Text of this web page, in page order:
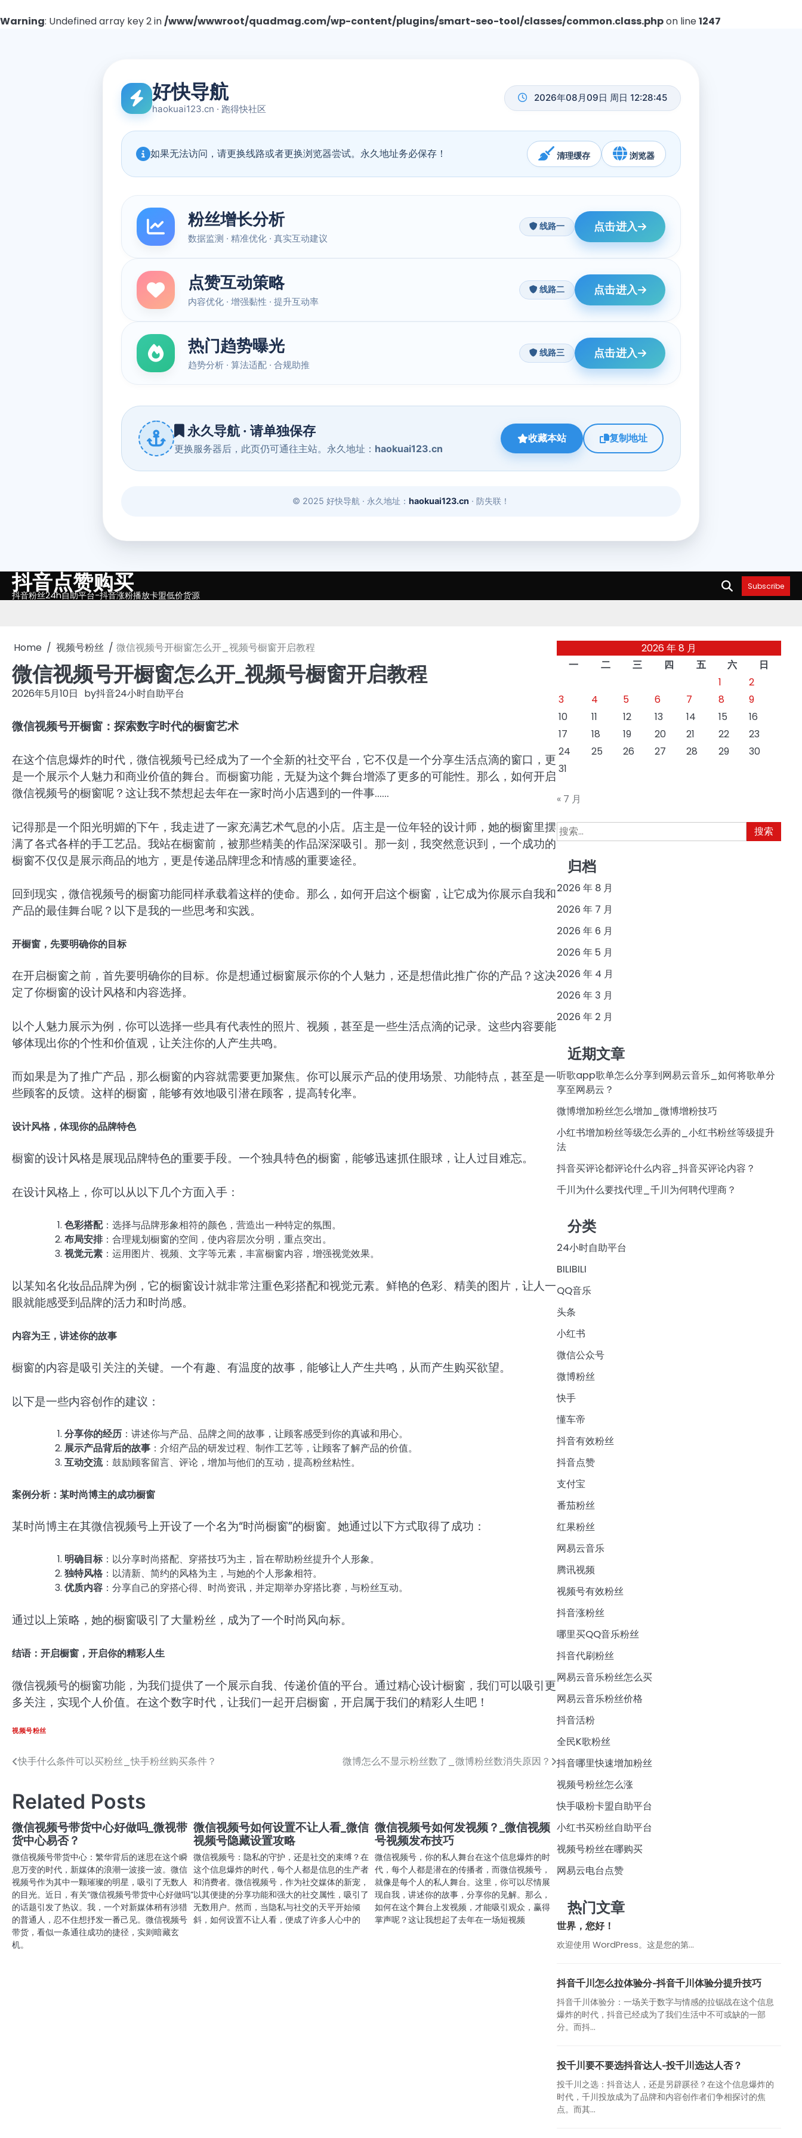
Warning: Undefined array key 2 in/www/wwwroot/quadmag.com/wp-content/plugins/smart-seo-tool/classes/common.class.phpon line1247
Skip抖音点赞购买
抖音粉丝24h自助平台-抖音涨粉播放卡盟低价货源
Subscribe
Home 视频号粉丝 微信视频号开橱窗怎么开_视频号橱窗开启教程
微信视频号开橱窗怎么开_视频号橱窗开启教程
2026年5月10日 by抖音24小时自助平台
微信视频号开橱窗：探索数字时代的橱窗艺术
在这个信息爆炸的时代，微信视频号已经成为了一个全新的社交平台，它不仅是一个分享生活点滴的窗口，更
是一个展示个人魅力和商业价值的舞台。而橱窗功能，无疑为这个舞台增添了更多的可能性。那么，如何开启
微信视频号的橱窗呢？这让我不禁想起去年在一家时尚小店遇到的一件事……
记得那是一个阳光明媚的下午，我走进了一家充满艺术气息的小店。店主是一位年轻的设计师，她的橱窗里摆
满了各式各样的手工艺品。我站在橱窗前，被那些精美的作品深深吸引。那一刻，我突然意识到，一个成功的
橱窗不仅仅是展示商品的地方，更是传递品牌理念和情感的重要途径。
回到现实，微信视频号的橱窗功能同样承载着这样的使命。那么，如何开启这个橱窗，让它成为你展示自我和
产品的最佳舞台呢？以下是我的一些思考和实践。
开橱窗，先要明确你的目标
在开启橱窗之前，首先要明确你的目标。你是想通过橱窗展示你的个人魅力，还是想借此推广你的产品？这决
定了你橱窗的设计风格和内容选择。
以个人魅力展示为例，你可以选择一些具有代表性的照片、视频，甚至是一些生活点滴的记录。这些内容要能
够体现出你的个性和价值观，让关注你的人产生共鸣。
而如果是为了推广产品，那么橱窗的内容就需要更加聚焦。你可以展示产品的使用场景、功能特点，甚至是一
些顾客的反馈。这样的橱窗，能够有效地吸引潜在顾客，提高转化率。
设计风格，体现你的品牌特色
橱窗的设计风格是展现品牌特色的重要手段。一个独具特色的橱窗，能够迅速抓住眼球，让人过目难忘。
在设计风格上，你可以从以下几个方面入手：
色彩搭配：选择与品牌形象相符的颜色，营造出一种特定的氛围。
布局安排：合理规划橱窗的空间，使内容层次分明，重点突出。
视觉元素 ：运用图片、视频、文字等元素，丰富橱窗内容，增强视觉效果。
以某知名化妆品品牌为例，它的橱窗设计就非常注重色彩搭配和视觉元素。鲜艳的色彩、精美的图片，让人一
眼就能感受到品牌的活力和时尚感。
内容为王，讲述你的故事
橱窗的内容是吸引关注的关键。一个有趣、有温度的故事，能够让人产生共鸣，从而产生购买欲望。
以下是一些内容创作的建议：
分享你的经历 ：讲述你与产品、品牌之间的故事，让顾客感受到你的真诚和用心。
展示产品背后的故事 ：介绍产品的研发过程、制作工艺等，让顾客了解产品的价值。
互动交流：鼓励顾客留言、评论，增加与他们的互动，提高粉丝粘性。
案例分析：某时尚博主的成功橱窗
某时尚博主在其微信视频号上开设了一个名为“时尚橱窗”的橱窗。她通过以下方式取得了成功：
明确目标 ：以分享时尚搭配、穿搭技巧为主，旨在帮助粉丝提升个人形象。
独特风格 ：以清新、简约的风格为主，与她的个人形象相符。
优质内容 ：分享自己的穿搭心得、时尚资讯，并定期举办穿搭比赛，与粉丝互动。
通过以上策略，她的橱窗吸引了大量粉丝，成为了一个时尚风向标。
结语：开启橱窗，开启你的精彩人生
微信视频号的橱窗功能，为我们提供了一个展示自我、传递价值的平台。通过精心设计橱窗，我们可以吸引更
多关注，实现个人价值。在这个数字时代，让我们一起开启橱窗，开启属于我们的精彩人生吧！
视频号粉丝
文
导
航
快手什么条件可以买粉丝_快手粉丝购买条件？ 微博怎么不显示粉丝数了_微博粉丝数消失原因？
Related Posts
微信视频号带货中心好做吗_微视带
货中心易否？
微信视频号带货中心：繁华背后的迷思在这个瞬
息万变的时代，新媒体的浪潮一波接一波。微信
视频号作为其中一颗璀璨的明星，吸引了无数人
的目光。近日，有关“微信视频号带货中心好做吗”
的话题引发了热议。我，一个对新媒体稍有涉猎
的普通人，忍不住想抒发一番己见。微信视频号
带货，看似一条通往成功的捷径，实则暗藏玄
机。
微信视频号如何设置不让人看_微信
视频号隐藏设置攻略
微信视频号：隐私的守护，还是社交的束缚？在
这个信息爆炸的时代，每个人都是信息的生产者
和消费者。微信视频号，作为社交媒体的新宠，
以其便捷的分享功能和强大的社交属性，吸引了
无数用户。然而，当隐私与社交的天平开始倾
斜，如何设置不让人看，便成了许多人心中的
微信视频号如何发视频？_微信视频
号视频发布技巧
微信视频号，你的私人舞台在这个信息爆炸的时
代，每个人都是潜在的传播者，而微信视频号，
就像是每个人的私人舞台。这里，你可以尽情展
现自我，讲述你的故事，分享你的见解。那么，
如何在这个舞台上发视频，才能吸引观众，赢得
掌声呢？这让我想起了去年在一场短视频
2026 年 8 月
一
二 三 四 五 六
日
1
2
3
4 5 6 7 8
9
10
11 12 13 14 15
16
17
18 19 20 21 22
23
24
25 26 27 28 29
30
31
« 7 月
搜
索：
归档
2026 年 8 月
2026 年 7 月
2026 年 6 月
2026 年 5 月
2026 年 4 月
2026 年 3 月
2026 年 2 月
近期文章
听歌app歌单怎么分享到网易云音乐_如何将歌单分
享至网易云？
微博增加粉丝怎么增加_微博增粉技巧
小红书增加粉丝等级怎么弄的_小红书粉丝等级提升
法
抖音买评论都评论什么内容_抖音买评论内容？
千川为什么要找代理_千川为何聘代理商？
分类
24小时自助平台
BILIBILI
QQ音乐
头条
小红书
微信公众号
微博粉丝
快手
懂车帝
抖音有效粉丝
抖音点赞
支付宝
番茄粉丝
红果粉丝
网易云音乐
腾讯视频
视频号有效粉丝
抖音涨粉丝
哪里买QQ音乐粉丝
抖音代刷粉丝
网易云音乐粉丝怎么买
网易云音乐粉丝价格
抖音活粉
全民K歌粉丝
抖音哪里快速增加粉丝
视频号粉丝怎么涨
快手吸粉卡盟自助平台
小红书买粉丝自助平台
视频号粉丝在哪购买
网易云电台点赞
热门文章
世界，您好！
欢迎使用 WordPress。这是您的第…
抖音千川怎么拉体验分-抖音千川体验分提升技巧
抖音千川体验分：一场关于数字与情感的拉锯战在这个信息
爆炸的时代，抖音已经成为了我们生活中不可或缺的一部
分。而抖...
投千川要不要选抖音达人-投千川选达人否？
投千川之选：抖音达人，还是另辟蹊径？在这个信息爆炸的
时代，千川投放成为了品牌和内容创作者们争相探讨的焦
点。而其...